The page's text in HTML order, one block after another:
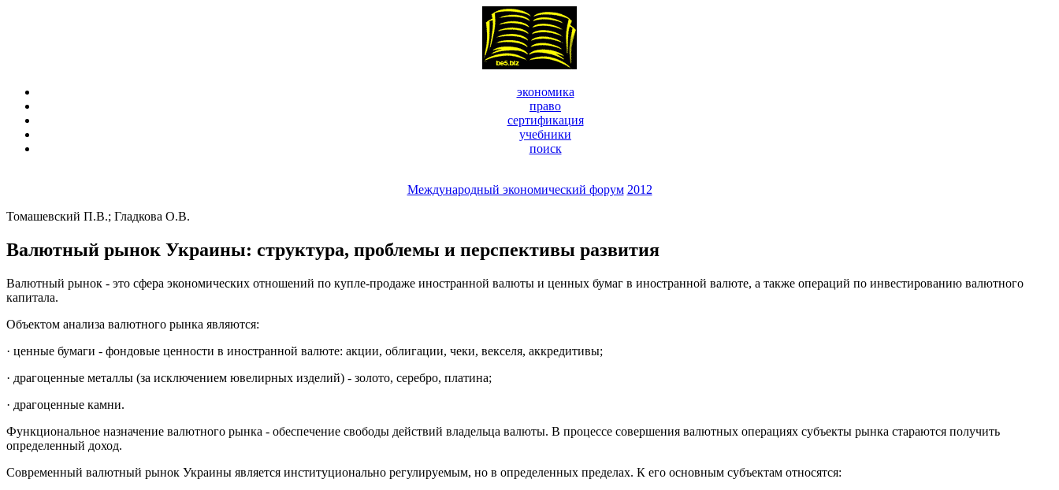
экономика
право
сертификация
учебники
поиск
Международный экономический форум 2012
Томашевский П.В.; Гладкова О.В.
Валютный рынок Украины: структура, проблемы и перспективы развития
Валютный рынок - это сфера экономических отношений по купле-продаже иностранной валюты и ценных бумаг в иностранной валюте, а также операций по инвестированию валютного
капитала.
Объектом анализа валютного рынка являются:
· ценные бумаги - фондовые ценности в иностранной валюте: акции, облигации, чеки, векселя, аккредитивы;
· драгоценные металлы (за исключением ювелирных изделий) - золото, серебро, платина;
· драгоценные камни.
Функциональное назначение валютного рынка - обеспечение свободы действий владельца валюты. В процессе совершения валютных операциях субъекты рынка стараются получить
определенный доход.
Современный валютный рынок Украины является институционально регулируемым, но в определенных пределах. К его основным субъектам относятся: